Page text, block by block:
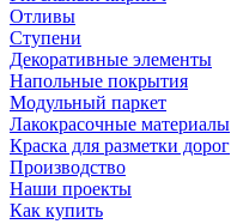
Отливы
Ступени
Декоративные элементы
Напольные покрытия
Модульный паркет
Лакокрасочные материалы
Краска для разметки дорог
Производство
Наши проекты
Как купить